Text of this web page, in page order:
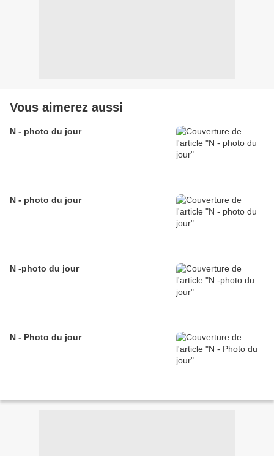
Vous aimerez aussi
N - photo du jour
N - photo du jour
N -photo du jour
N - Photo du jour